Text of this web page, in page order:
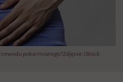
pokarmowego?Zdjęcie: iStock